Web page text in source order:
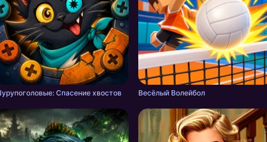
Спасение хвостов Весёлый Волейбол